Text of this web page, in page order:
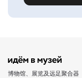
博物馆、展览及远足聚合器